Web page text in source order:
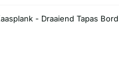
- Draaiend Tapas